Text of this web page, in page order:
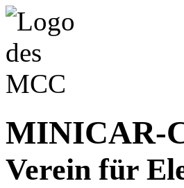
MINICAR-
Verein für